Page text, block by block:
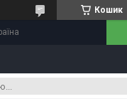
Кошик